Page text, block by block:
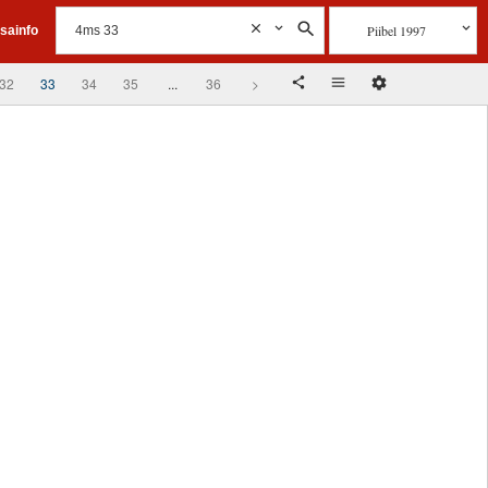
Piibel 1997
32 33 34 35 ... 36 >